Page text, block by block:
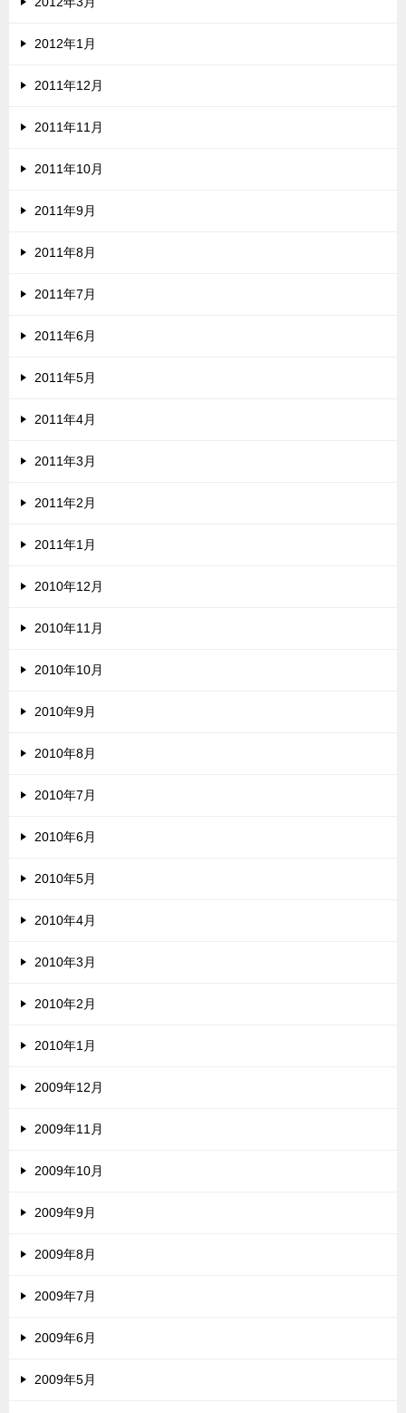
2012年1月
2011年12月
2011年11月
2011年10月
2011年9月
2011年8月
2011年7月
2011年6月
2011年5月
2011年4月
2011年3月
2011年2月
2011年1月
2010年12月
2010年11月
2010年10月
2010年9月
2010年8月
2010年7月
2010年6月
2010年5月
2010年4月
2010年3月
2010年2月
2010年1月
2009年12月
2009年11月
2009年10月
2009年9月
2009年8月
2009年7月
2009年6月
2009年5月